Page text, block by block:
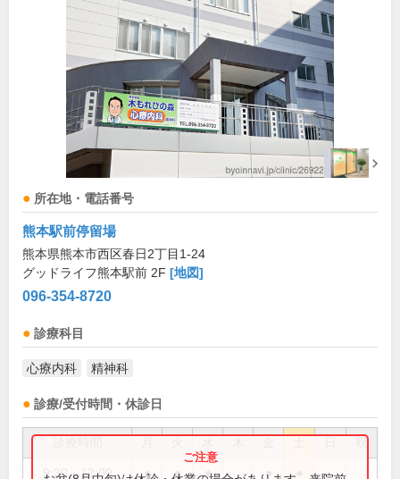
所在地・電話番号
熊本駅前停留場
熊本県熊本市西区春日2丁目1-24
グッドライフ熊本駅前 2F [地図]
096-354-8720
診療科目
心療内科 精神科
診療/受付時間・休診日
祝
9:30～12:00 ● ● ● ●